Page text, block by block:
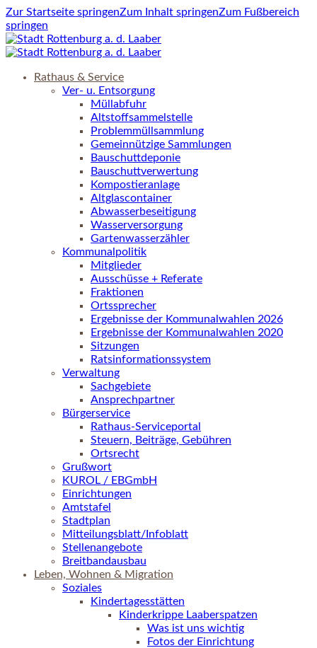
Zur Startseite springenZum Inhalt springenZum Fußbereich
springen
Rathaus & Service
Ver- u. Entsorgung
Müllabfuhr
Altstoffsammelstelle
Problemmüllsammlung
Gemeinnützige Sammlungen
Bauschuttdeponie
Bauschuttverwertung
Kompostieranlage
Altglascontainer
Abwasserbeseitigung
Wasserversorgung
Gartenwasserzähler
Kommunalpolitik
Mitglieder
Ausschüsse + Referate
Fraktionen
Ortssprecher
Ergebnisse der Kommunalwahlen 2026
Ergebnisse der Kommunalwahlen 2020
Sitzungen
Ratsinformationssystem
Verwaltung
Sachgebiete
Ansprechpartner
Bürgerservice
Rathaus-Serviceportal
Steuern, Beiträge, Gebühren
Ortsrecht
Grußwort
KUROL / EBGmbH
Einrichtungen
Amtstafel
Stadtplan
Mitteilungsblatt/Infoblatt
Stellenangebote
Breitbandausbau
Leben, Wohnen & Migration
Soziales
Kindertagesstätten
Kinderkrippe Laaberspatzen
Was ist uns wichtig
Fotos der Einrichtung